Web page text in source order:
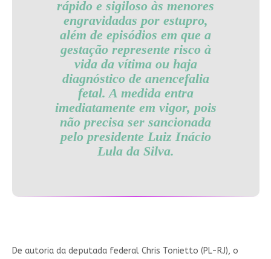
rápido e sigiloso às menores
engravidadas por estupro,
além de episódios em que a
gestação represente risco à
vida da vítima ou haja
diagnóstico de anencefalia
fetal. A medida entra
imediatamente em vigor, pois
não precisa ser sancionada
pelo presidente Luiz Inácio
Lula da Silva.
De autoria da deputada federal Chris Tonietto (PL-RJ), o